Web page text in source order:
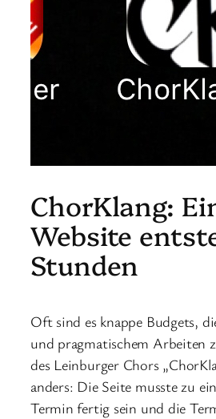
ChorKlang:
Website
Stunden
Oft sind es knappe Budgets,
und pragmatischem Arbeiten
des Leinburger Chors
anders: Die Seite musste zu
Termin fertig sein und die